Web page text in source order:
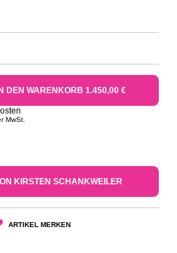
DEN WARENKORB 1.450,00 €
MwSt.
KIRSTEN SCHANKWEILER
ARTIKEL MERKEN